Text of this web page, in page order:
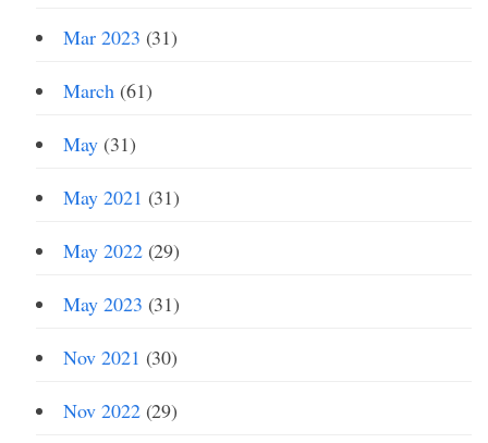
Mar 2023 (31)
March(61)
May(31)
May 2021 (31)
May 2022(29)
May 2023 (31)
Nov 2021 (30)
Nov 2022(29)